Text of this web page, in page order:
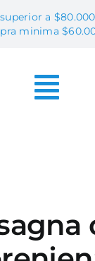
a
minima